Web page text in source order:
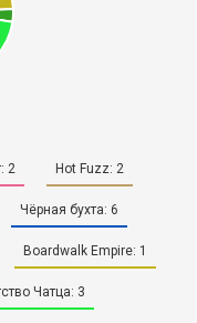
2 Hot Fuzz: 2
Чёрная бухта: 6
Boardwalk Empire: 1
Чатца: 3